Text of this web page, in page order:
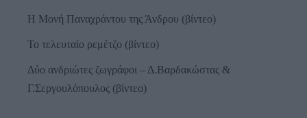
Η Μονή Παναχράντου της Άνδρου (βίντεο)
Το τελευταίο ρεμέτζο (βίντεο)
Δύο ανδριώτες ζωγράφοι – Δ.Βαρδακώστας &
Γ.Σεργουλόπουλος (βίντεο)